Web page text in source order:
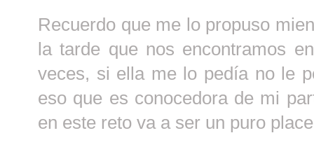
Recuerdo que me lo propuso
la tarde que nos encontramos
veces, si ella me lo pedía no le
eso que es conocedora de mi
en este reto va a ser un puro